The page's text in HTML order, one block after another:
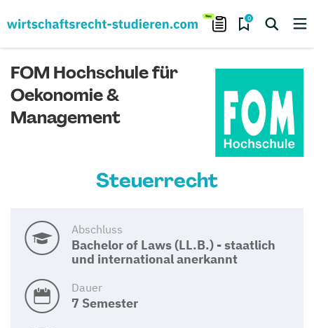
0
FOM Hochschule für
Oekonomie &
Management
Steuerrecht
Abschluss
Bachelor of Laws (LL.B.) - staatlich
und international anerkannt
Dauer
7 Semester